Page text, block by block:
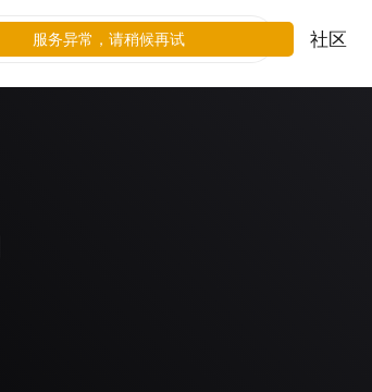
社区
服务异常，请稍候再试